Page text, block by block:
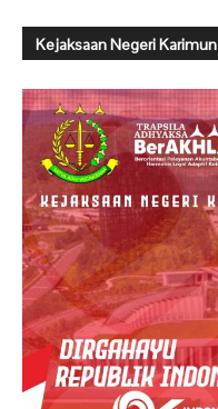
Kejaksaan Negeri Karimun